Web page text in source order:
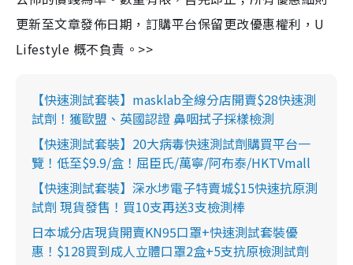
更新至文章發佈日期，訂購平台保留更改優惠權利，U
Lifestyle 概不負責。>>
【快速測試套裝】masklab全線分店開賣$28快速測
試劑！獲歐盟、英國認證 鼻咽拭子採樣檢測
【快速測試套裝】20大病毒快速測試劑購買平台一
覽！低至$9.9/盒！屈臣氏/萬寧/阿布泰/HKTVmall
【快速測試套裝】深水埗電子特賣城$15快速抗原測
試劑 現貨發售！買10支再送3支檢測棒
日本城分店現貨開賣KN95口罩+快速測試套裝優
惠！$128買到成人立體口罩2盒+5支抗原檢測試劑